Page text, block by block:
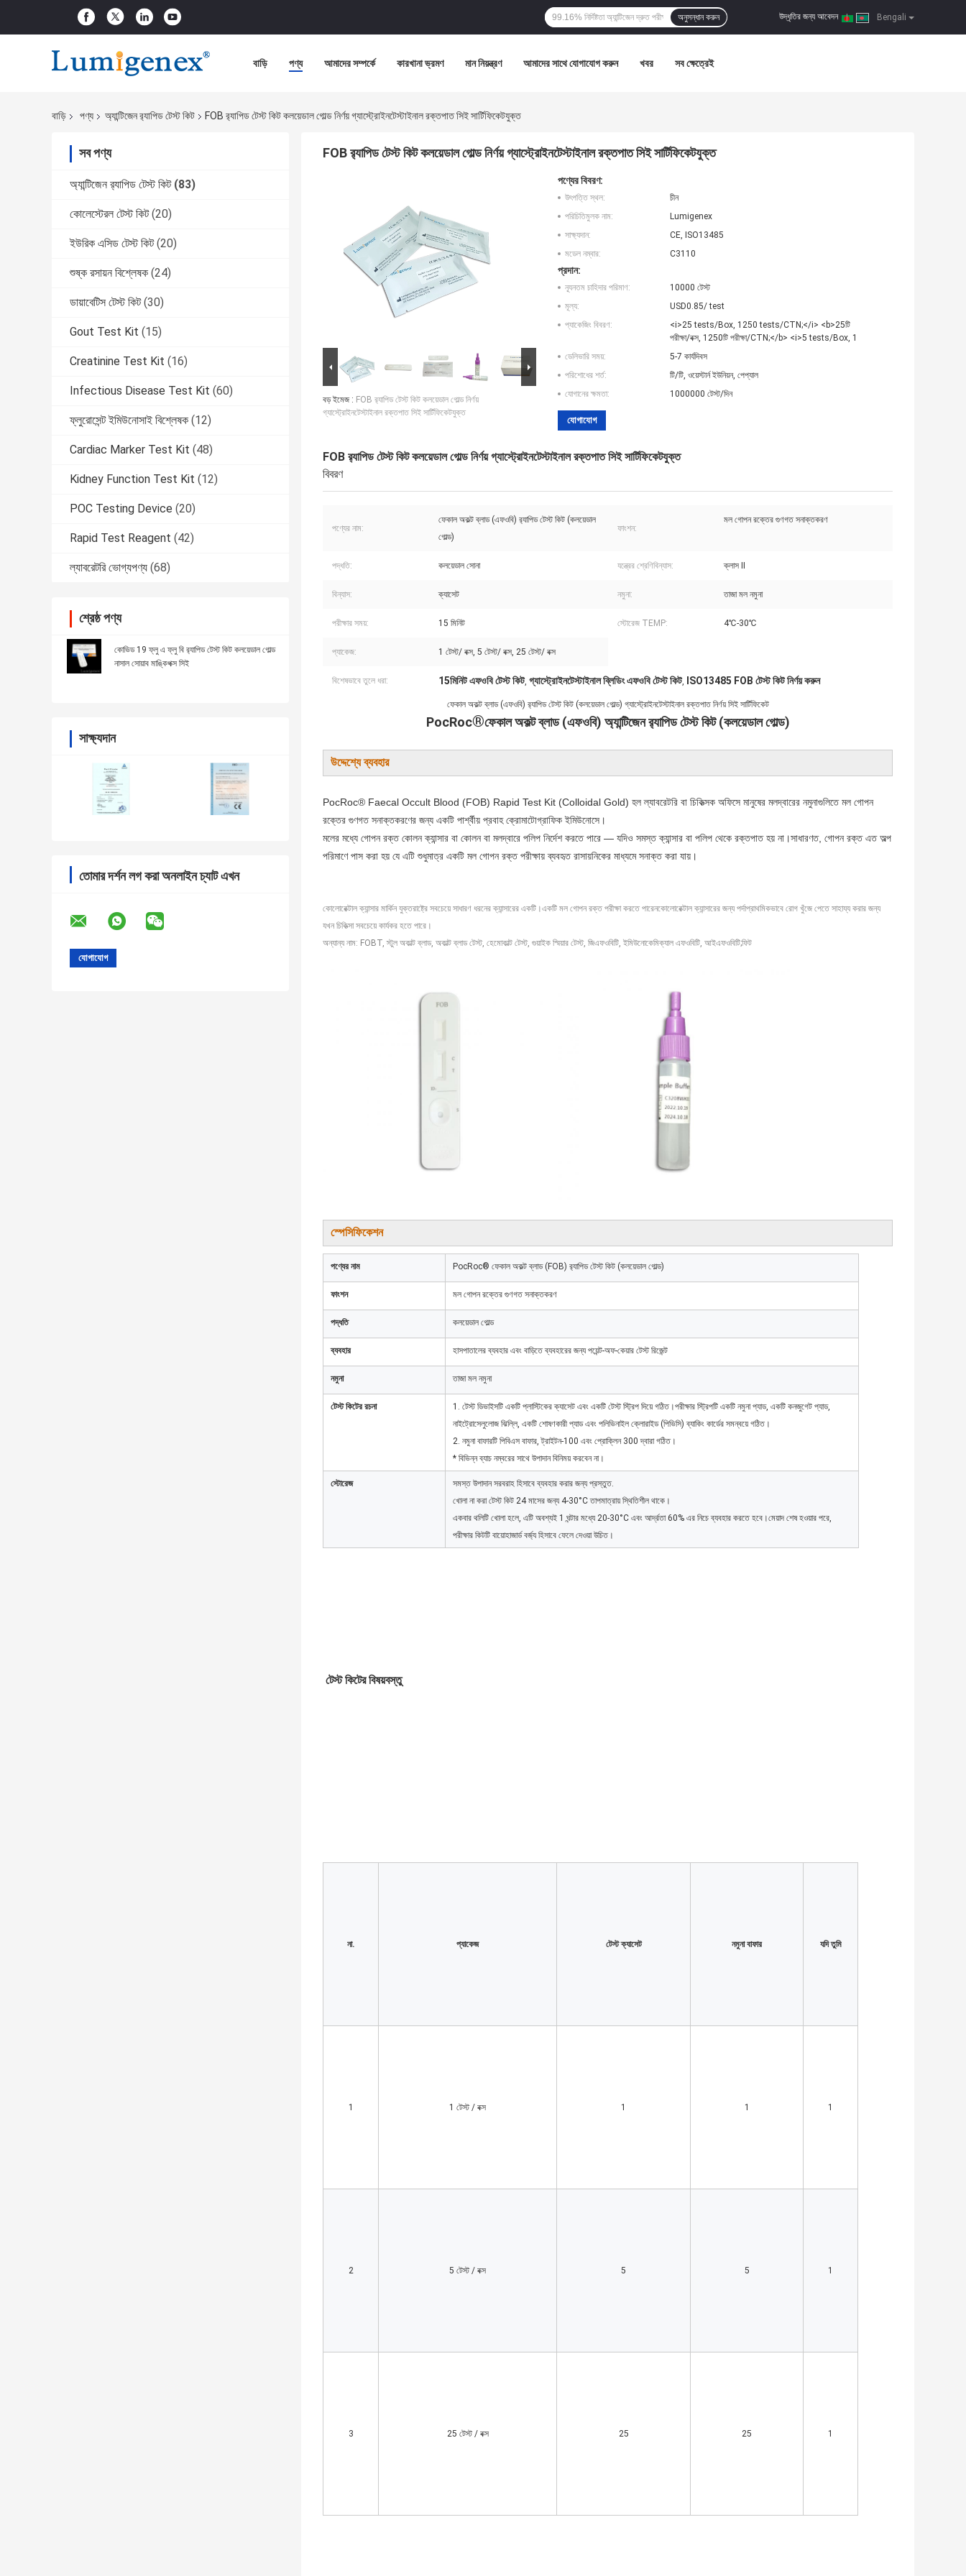
Bengali
উদ্ধৃতির জন্য আবেদন |
অনুসন্ধান করুন
বাড়ি পণ্য আমাদের সম্পর্কে কারখানা ভ্রমণ মান নিয়ন্ত্রণ আমাদের সাথে যোগাযোগ করুন খবর সব ক্ষেত্রেই
বাড়ি পণ্য অ্যান্টিজেন র‌্যাপিড টেস্ট কিট FOB র‍্যাপিড টেস্ট কিট কলয়েডাল গোল্ড নির্ণয় গ্যাস্ট্রোইনটেস্টাইনাল রক্তপাত সিই সার্টিফিকেটযুক্ত
সব পণ্য
অ্যান্টিজেন র‌্যাপিড টেস্ট কিট (83)
কোলেস্টেরল টেস্ট কিট (20)
ইউরিক এসিড টেস্ট কিট (20)
শুষ্ক রসায়ন বিশ্লেষক (24)
ডায়াবেটিস টেস্ট কিট (30)
Gout Test Kit (15)
Creatinine Test Kit (16)
Infectious Disease Test Kit (60)
ফ্লুরোসেন্ট ইমিউনোসাই বিশ্লেষক (12)
Cardiac Marker Test Kit (48)
Kidney Function Test Kit (12)
POC Testing Device (20)
Rapid Test Reagent (42)
ল্যাবরেটরি ভোগ্যপণ্য (68)
শ্রেষ্ঠ পণ্য
কোভিড 19 ফ্লু এ ফ্লু বি র‍্যাপিড টেস্ট কিট কলয়েডাল গোল্ড
নাসাল সোয়াব মাঙ্কিপক্স সিই
সাক্ষ্যদান
তোমার দর্শন লগ করা অনলাইন চ্যাট এখন
FOB র‍্যাপিড টেস্ট কিট কলয়েডাল গোল্ড নির্ণয় গ্যাস্ট্রোইনটেস্টাইনাল রক্তপাত সিই সার্টিফিকেটযুক্ত
বড় ইমেজ : FOB র‍্যাপিড টেস্ট কিট কলয়েডাল গোল্ড নির্ণয়
গ্যাস্ট্রোইনটেস্টাইনাল রক্তপাত সিই সার্টিফিকেটযুক্ত
পণ্যের বিবরণ:
উৎপত্তি স্থল:
চীন
পরিচিতিমুলক নাম:
Lumigenex
সাক্ষ্যদান:
CE, ISO13485
মডেল নম্বার:
C3110
প্রদান:
ন্যূনতম চাহিদার পরিমাণ:
10000 টেস্ট
মূল্য:
USD0.85/ test
প্যাকেজিং বিবরণ:
<i>25 tests/Box, 1250 tests/CTN;</i> <b>25টি
পরীক্ষা/বক্স, 1250টি পরীক্ষা/CTN;</b> <i>5 tests/Box, 1
ডেলিভারি সময়:
5-7 কার্যদিবস
পরিশোধের শর্ত:
টি/টি, ওয়েস্টার্ন ইউনিয়ন, পেপ্যাল
যোগানের ক্ষমতা:
1000000 টেস্ট/দিন
যোগাযোগ
FOB র‍্যাপিড টেস্ট কিট কলয়েডাল গোল্ড নির্ণয় গ্যাস্ট্রোইনটেস্টাইনাল রক্তপাত সিই সার্টিফিকেটযুক্ত
বিবরণ
পণ্যের নাম:
ফেকাল অকল্ট ব্লাড (এফওবি) র‍্যাপিড টেস্ট কিট (কলয়েডাল
গোল্ড)
ফাংশন:
মল গোপন রক্তের গুণগত সনাক্তকরণ
পদ্ধতি: কলয়েডাল সোনা যন্ত্রের শ্রেণিবিন্যাস: ক্লাস II
বিন্যাস: ক্যাসেট নমুনা: তাজা মল নমুনা
পরীক্ষার সময়: 15 মিনিট স্টোরেজ TEMP: 4℃-30℃
প্যাকেজ: 1 টেস্ট/ বক্স, 5 টেস্ট/ বক্স, 25 টেস্ট/ বক্স
বিশেষভাবে তুলে ধরা: 15মিনিট এফওবি টেস্ট কিট, গ্যাস্ট্রোইনটেস্টাইনাল ব্লিডিং এফওবি টেস্ট কিট, ISO13485 FOB টেস্ট কিট নির্ণয় করুন
ফেকাল অকল্ট ব্লাড (এফওবি) র‍্যাপিড টেস্ট কিট (কলয়েডাল গোল্ড) গ্যাস্ট্রোইনটেস্টাইনাল রক্তপাত নির্ণয় সিই সার্টিফিকেট
PocRoc®ফেকাল অকল্ট ব্লাড (এফওবি) অ্যান্টিজেন র‌্যাপিড টেস্ট কিট (কলয়েডাল গোল্ড)
উদ্দেশ্যে ব্যবহার
PocRoc® Faecal Occult Blood (FOB) Rapid Test Kit (Colloidal Gold) হল ল্যাবরেটরি বা চিকিত্সক অফিসে মানুষের মলদ্বারের নমুনাগুলিতে মল গোপন
রক্তের গুণগত সনাক্তকরণের জন্য একটি পার্শ্বীয় প্রবাহ ক্রোমাটোগ্রাফিক ইমিউনোসে।
মলের মধ্যে গোপন রক্ত ​​​​কোলন ক্যান্সার বা কোলন বা মলদ্বারে পলিপ নির্দেশ করতে পারে — যদিও সমস্ত ক্যান্সার বা পলিপ থেকে রক্তপাত হয় না।সাধারণত, গোপন রক্ত ​​এত অল্প
পরিমাণে পাস করা হয় যে এটি শুধুমাত্র একটি মল গোপন রক্ত ​​পরীক্ষায় ব্যবহৃত রাসায়নিকের মাধ্যমে সনাক্ত করা যায়।
কোলোরেক্টাল ক্যান্সার মার্কিন যুক্তরাষ্ট্রে সবচেয়ে সাধারণ ধরনের ক্যান্সারের একটি।একটি মল গোপন রক্ত ​​​​পরীক্ষা করতে পারেনকোলোরেক্টাল ক্যান্সারের জন্য পর্দাপ্রাথমিকভাবে রোগ খুঁজে পেতে সাহায্য করার জন্য
যখন চিকিত্সা সবচেয়ে কার্যকর হতে পারে।
অন্যান্য নাম: FOBT, স্টুল অকাল্ট ব্লাড, অকাল্ট ব্লাড টেস্ট, হেমোকাল্ট টেস্ট, গুয়াইক স্মিয়ার টেস্ট, জিএফওবিটি, ইমিউনোকেমিক্যাল এফওবিটি, আইএফওবিটি;ফিট
স্পেসিফিকেশন
পণ্যের নাম PocRoc® ফেকাল অকল্ট ব্লাড (FOB) র‍্যাপিড টেস্ট কিট (কলয়েডাল গোল্ড)
ফাংশন মল গোপন রক্তের গুণগত সনাক্তকরণ
পদ্ধতি কলয়েডাল গোল্ড
ব্যবহার হাসপাতালের ব্যবহার এবং বাড়িতে ব্যবহারের জন্য পয়েন্ট-অফ-কেয়ার টেস্ট রিজেন্ট
নমুনা তাজা মল নমুনা
টেস্ট কিটের রচনা
1. টেস্ট ডিভাইসটি একটি প্লাস্টিকের ক্যাসেট এবং একটি টেস্ট স্ট্রিপ দিয়ে গঠিত।পরীক্ষার স্ট্রিপটি একটি নমুনা প্যাড, একটি কনজুগেট প্যাড,
নাইট্রোসেলুলোজ ঝিল্লি, একটি শোষণকারী প্যাড এবং পলিভিনাইল ক্লোরাইড (পিভিসি) ব্যাকিং কার্ডের সমন্বয়ে গঠিত।
2. নমুনা বাফারটি পিবিএস বাফার, ট্রাইটন-100 এবং প্রোক্লিন 300 দ্বারা গঠিত।
* বিভিন্ন ব্যাচ নম্বরের সাথে উপাদান বিনিময় করবেন না।
স্টোরেজ
সমস্ত উপাদান সরবরাহ হিসাবে ব্যবহার করার জন্য প্রস্তুত.
খোলা না করা টেস্ট কিট 24 মাসের জন্য 4-30°C তাপমাত্রায় স্থিতিশীল থাকে।
একবার থলিটি খোলা হলে, এটি অবশ্যই 1 ঘন্টার মধ্যে 20-30°C এবং আর্দ্রতা 60% এর নিচে ব্যবহার করতে হবে।মেয়াদ শেষ হওয়ার পরে,
পরীক্ষার কিটটি বায়োহাজার্ড বর্জ্য হিসাবে ফেলে দেওয়া উচিত।
টেস্ট কিটের বিষয়বস্তু
না. প্যাকেজ টেস্ট ক্যাসেট নমুনা বাফার যদি তুমি
1 1 টেস্ট / বক্স 1 1 1
2 5 টেস্ট / বক্স 5 5 1
3 25 টেস্ট / বক্স 25 25 1